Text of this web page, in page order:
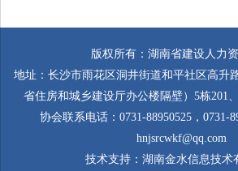
版权所有：湖南省建设人力
地址：长沙市雨花区洞井街道和平社区高升
省住房和城乡建设厅办公楼隔壁）5栋201
协会联系电话：0731-88950525，0731-
hnjsrcwkf@qq.com
技术支持： 湖南金水信息技术